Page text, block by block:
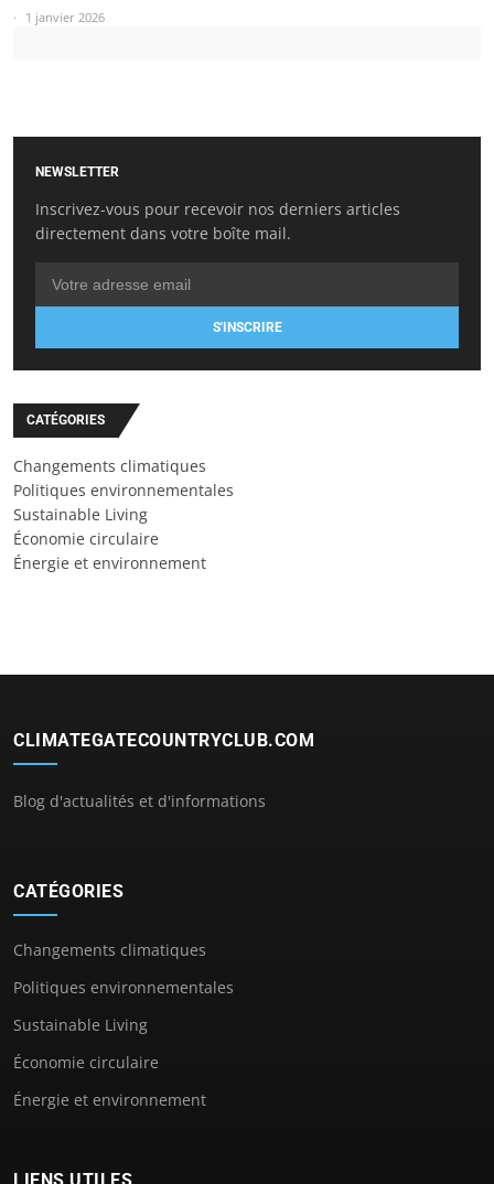
1 janvier 2026
NEWSLETTER
Inscrivez-vous pour recevoir nos derniers articles
directement dans votre boîte mail.
S'INSCRIRE
CATÉGORIES
Changements climatiques
Politiques environnementales
Sustainable Living
Économie circulaire
Énergie et environnement
CLIMATEGATECOUNTRYCLUB.COM
Blog d'actualités et d'informations
CATÉGORIES
Changements climatiques
Politiques environnementales
Sustainable Living
Économie circulaire
Énergie et environnement